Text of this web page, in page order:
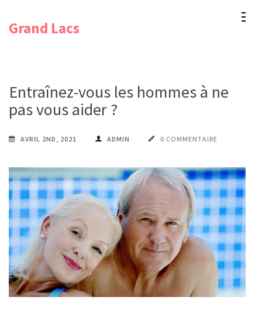
Grand Lacs
Entraînez-vous les hommes à ne
pas vous aider ?
AVRIL 2ND, 2021 ADMIN 0 COMMENTAIRE